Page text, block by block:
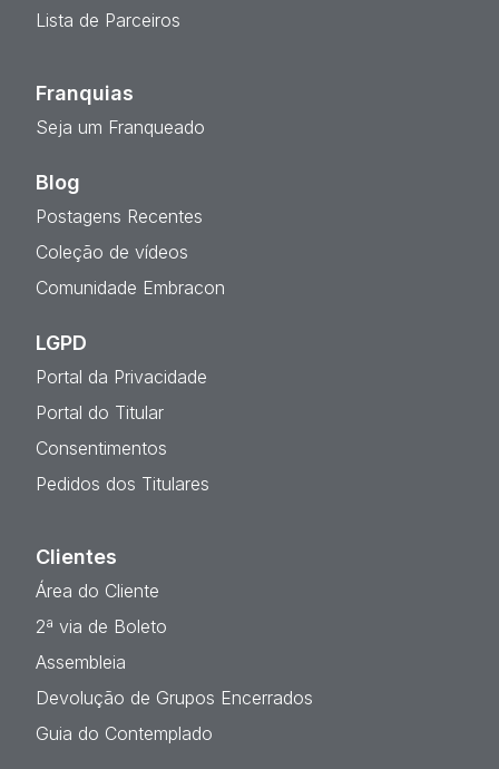
Lista de Parceiros
Franquias
Seja um Franqueado
Blog
Postagens Recentes
Coleção de vídeos
Comunidade Embracon
LGPD
Portal da Privacidade
Portal do Titular
Consentimentos
Pedidos dos Titulares
Clientes
Área do Cliente
2ª via de Boleto
Assembleia
Devolução de Grupos Encerrados
Guia do Contemplado